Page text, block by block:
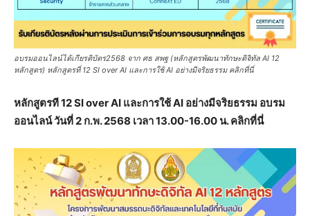
อบรมออนไลน์ได้เกียรติบัตร2568 จาก ศธ สพฐ (หลักสูตรพัฒนาทักษะดิจิทัล AI 12
หลักสูตร) หลักสูตรที่ 12 SI over AI และการใช้ AI อย่างมีจริยธรรม คลิกที่นี่
หลักสูตรที 12 SI over AI และการใช้ AI อย่างมีจริยธรรม อบรม
ออนไลน์ วันที่ 2 ก.พ. 2568 เวลา 13.00-16.00 น. คลิกที่นี่